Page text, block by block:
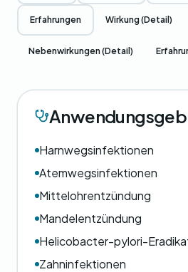
Erfahrungen Wirkung (Detail)
Nebenwirkungen (Detail)
Harnwegsinfektionen
Atemwegsinfektionen
Mittelohrentzündung
Mandelentzündung
Helicobacter-pylori-
Zahninfektionen